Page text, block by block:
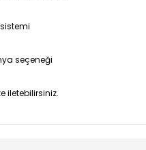
seçeneği
iletebilirsiniz.